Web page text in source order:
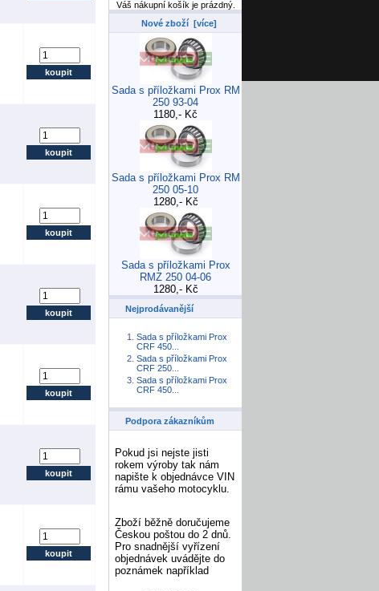
Váš nákupní košík je prázdný.
Nové zboží [více]
Sada s příložkami Prox RM
250 93-04
1180,- Kč
Sada s příložkami Prox RM
250 05-10
1280,- Kč
Sada s příložkami Prox
RMZ 250 04-06
1280,- Kč
Nejprodávanější
Sada s příložkami Prox
CRF 450...
Sada s příložkami Prox
CRF 250...
Sada s příložkami Prox
CRF 450...
Podpora zákazníkům
Pokud jsi nejste jisti
rokem výroby tak nám
napište k objednávce VIN
rámu vašeho motocyklu.
Zboží běžně doručujeme
Českou poštou do 2 dnů.
Pro snadnější vyřízení
objednávek uvádějte do
poznámek například